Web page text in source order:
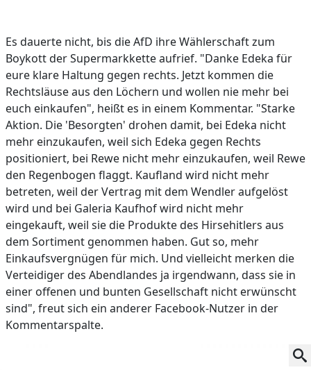
Es dauerte nicht, bis die AfD ihre Wählerschaft zum
Boykott der Supermarkkette aufrief. "Danke Edeka für
eure klare Haltung gegen rechts. Jetzt kommen die
Rechtsläuse aus den Löchern und wollen nie mehr bei
euch einkaufen", heißt es in einem Kommentar. "Starke
Aktion. Die 'Besorgten' drohen damit, bei Edeka nicht
mehr einzukaufen, weil sich Edeka gegen Rechts
positioniert, bei Rewe nicht mehr einzukaufen, weil Rewe
den Regenbogen flaggt. Kaufland wird nicht mehr
betreten, weil der Vertrag mit dem Wendler aufgelöst
wird und bei Galeria Kaufhof wird nicht mehr
eingekauft, weil sie die Produkte des Hirsehitlers aus
dem Sortiment genommen haben. Gut so, mehr
Einkaufsvergnügen für mich. Und vielleicht merken die
Verteidiger des Abendlandes ja irgendwann, dass sie in
einer offenen und bunten Gesellschaft nicht erwünscht
sind", freut sich ein anderer Facebook-Nutzer in der
Kommentarspalte.